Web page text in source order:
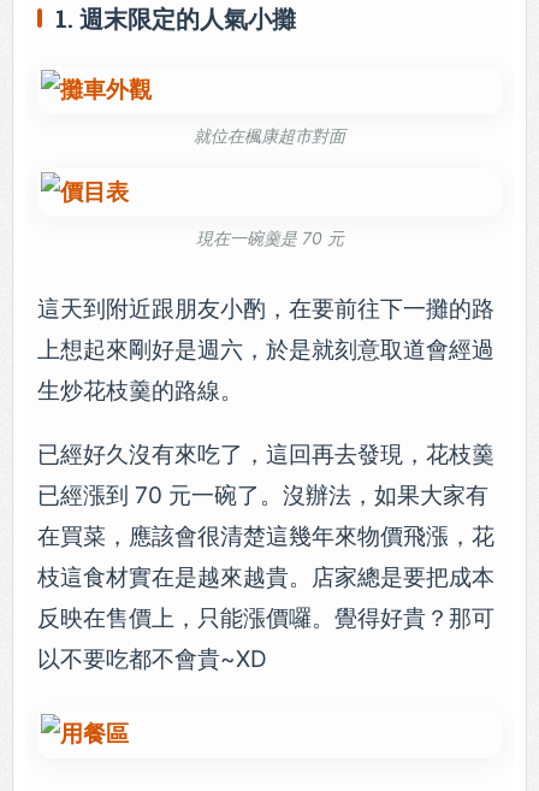
1. 週末限定的人氣小攤
就位在楓康超市對面
現在一碗羹是 70 元
這天到附近跟朋友小酌，在要前往下一攤的路
上想起來剛好是週六，於是就刻意取道會經過
生炒花枝羹的路線。
已經好久沒有來吃了，這回再去發現，花枝羹
已經漲到 70 元一碗了。沒辦法，如果大家有
在買菜，應該會很清楚這幾年來物價飛漲，花
枝這食材實在是越來越貴。店家總是要把成本
反映在售價上，只能漲價囉。覺得好貴？那可
以不要吃都不會貴~XD